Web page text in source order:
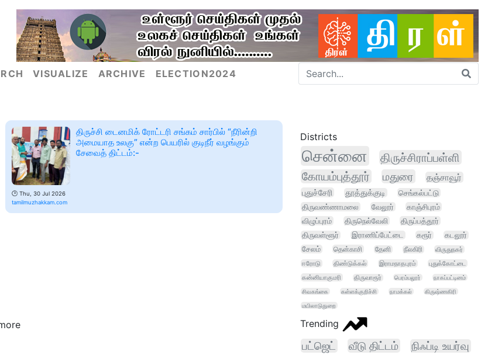
VISUALIZE ARCHIVE ELECTION2024
🕑 Thu, 30 Jul 2026
tamilmuzhakkam.com
திருச்சி டைனமிக் ரோட்டரி சங்கம் சார்பில் “நீரின்றி
அமையாத உலகு” என்ற பெயரில் குடிநீர் வழங்கும்
சேவைத் திட்டம்:-
Districts
சென்னை திருச்சிராப்பள்ளி
கோயம்புத்தூர் மதுரை தஞ்சாவூர்
புதுச்சேரி தூத்துக்குடி
செங்கல்பட்டு
திருவண்ணாமலை
வேலூர்
காஞ்சிபுரம்
விழுப்புரம்
திருநெல்வேலி திருப்பத்தூர்
திருவள்ளூர் இராணிப்பேட்டை கரூர்
கடலூர்
சேலம்
தென்காசி தேனி நீலகிரி
விருதுநகர்
ஈரோடு
திண்டுக்கல் இராமநாதபுரம்
புதுக்கோட்டை
கன்னியாகுமரி
திருவாரூர் பெரம்பலூர்
நாகப்பட்டினம்
சிவகங்கை
கள்ளக்குறிச்சி நாமக்கல்
கிருஷ்ணகிரி
மயிலாடுதுறை
Trending
பட்ஜெட் வீடு திட்டம்
நிஃப்டி உயர்வு